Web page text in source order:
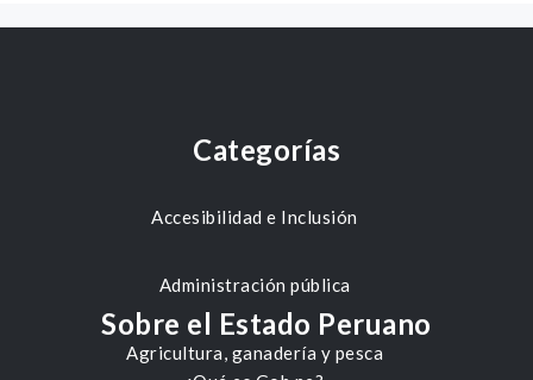
Categorías
Accesibilidad e Inclusión
Administración pública
Agricultura, ganadería y pesca
Sobre el Estado Peruano